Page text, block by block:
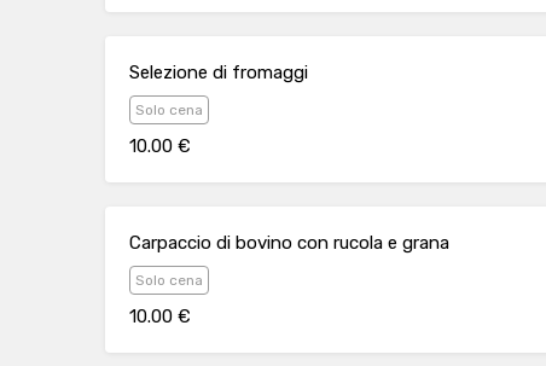
Selezione di fromaggi
Solo cena
10.00 €
Carpaccio di bovino con rucola e grana
Solo cena
10.00 €